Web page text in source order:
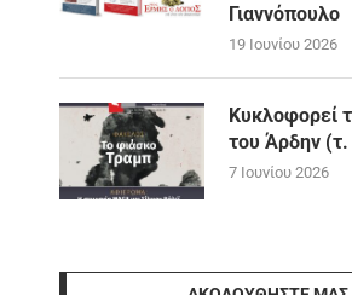
Γιαννόπουλο
19 Ιουνίου 2026
Κυκλοφορεί
του Άρδην
7 Ιουνίου 2026